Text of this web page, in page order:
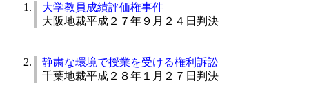
大学教員成績評価権事件
大阪地裁平成２７年９月２４日判決
静粛な環境で授業を受ける権利訴訟
千葉地裁平成２８年１月２７日判決